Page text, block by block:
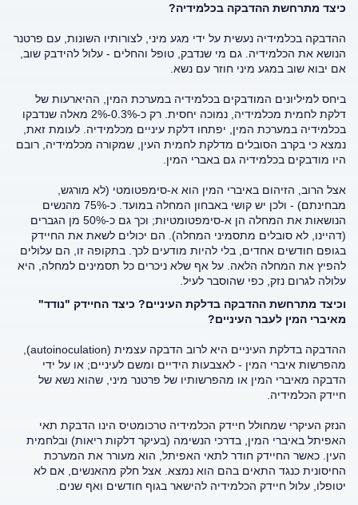
כיצד מתרחשת ההדבקה בכלמידיה?
ההדבקה בכלמידיה נעשית על ידי מגע מיני, לצורותיו השונות, עם פרטנר
הנושא את הכלמידיה. גם מי שנדבק, טופל והחלים - עלול להידבק שוב,
אם יבוא שוב במגע מיני חוזר עם נשא.
ביחס למיליונים המודבקים בכלמידיה במערכת המין, ההיארעות של
דלקת לחמית מכלמידיה, נמוכה יחסית. רק כ-0.3%-2% מאלה שנדבקו
בכלמידיה במערכת המין, יפתחו דלקת עיניים מכלמידיה. לעומת זאת,
נמצא כי בקרב הסובלים מדלקת לחמית העין, שמקורה מכלמידיה, רובם
היו מודבקים בכלמידיה גם באברי המין.
אצל הרוב, הזיהום באיברי המין הוא א-סימפטומטי (לא מורגש,
מבחינתם) - ולכן יש קושי באבחון המחלה במועד. כ-75% מהנשים
הנושאות את המחלה הן א-סימפטומטיות; וכך גם כ-50% מן הגברים
(דהיינו, לא סובלים מתסמיני המחלה). הם יכולים לשאת את החיידק
בגופם חודשים אחדים, בלי להיות מודעים לכך. בתקופה זו, הם עלולים
להפיץ את המחלה הלאה. על אף שלא ניכרים כל תסמינים למחלה, היא
עלולה לגרום נזק, כפי שהוסבר לעיל.
וכיצד מתרחשת ההדבקה בדלקת העיניים? כיצד החיידק "נודד"
מאיברי המין לעבר העיניים?
ההדבקה בדלקת העיניים היא לרוב הדבקה עצמית (autoinoculation),
מהפרשות איברי המין - לאצבעות הידיים ומשם לעיניים; או על ידי
הדבקה מאיברי המין או מהפרשותיו של פרטנר מיני, שהוא נשא של
חיידק הכלמידיה.
הנזק העיקרי שמחולל חיידק הכלמידיה טרכומטיס הינו הדבקת תאי
האפיתל באיברי המין, בדרכי הנשימה (בעיקר דלקות ריאות) ובלחמית
העין. כאשר החיידק חודר לתאי האפיתל, הוא מעורר את המערכת
החיסונית כנגד התאים בהם הוא נמצא. אצל חלק מהאנשים, אם לא
יטופלו, עלול חיידק הכלמידיה להישאר בגוף חודשים ואף שנים.